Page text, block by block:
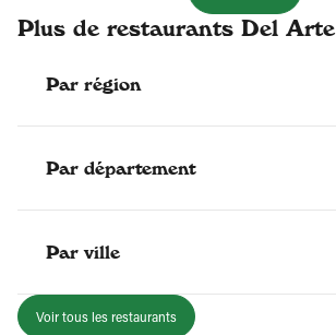
Plus de restaurants Del Arte
Par région
Par département
Par ville
Voir tous les restaurants